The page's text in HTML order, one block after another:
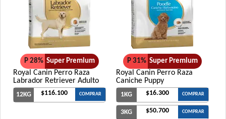
P 28% Super Premium
Royal Canin Perro Raza
Labrador Retriever Adulto
12KG $116.100 COMPRAR
P 31% Super Premium
Royal Canin Perro Raza
Caniche Puppy
1KG $16.300 COMPRAR
3KG $50.700 COMPRAR